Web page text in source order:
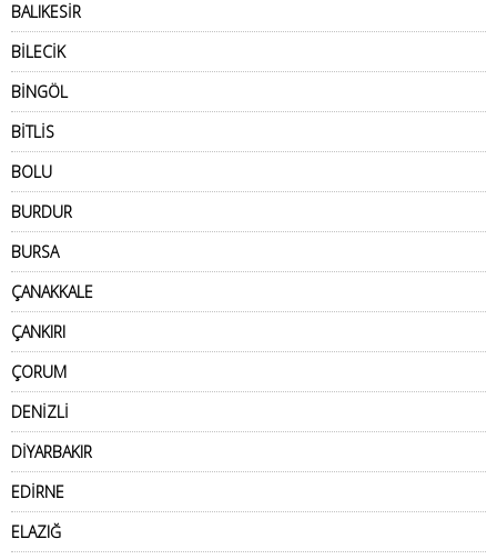
BALIKESİR
BİLECİK
BİNGÖL
BİTLİS
BOLU
BURDUR
BURSA
ÇANAKKALE
ÇANKIRI
ÇORUM
DENİZLİ
DİYARBAKIR
EDİRNE
ELAZIĞ